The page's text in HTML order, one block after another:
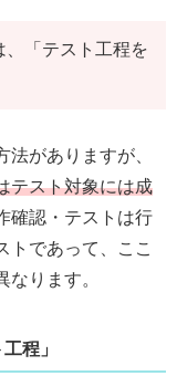
、「テスト工程を
がありますが、
テスト対象には成
確認・テストは行
トであって、ここ
ります。
程」